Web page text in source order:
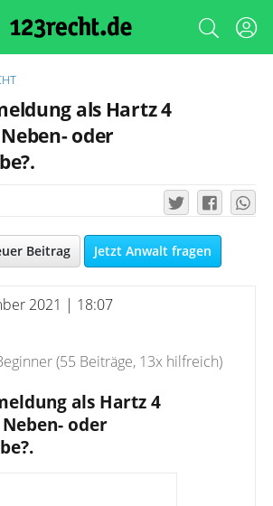
als Hartz 4
oder
Beitrag Jetzt Anwalt fragen
2021 | 18:07
(55 Beiträge, 13x hilfreich)
als Hartz 4
oder